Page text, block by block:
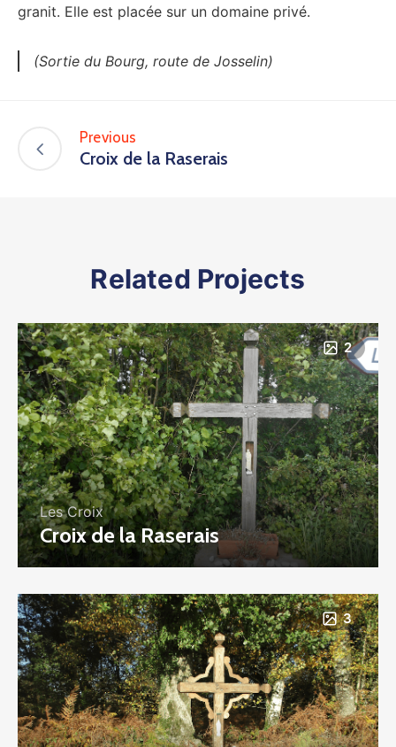
granit. Elle est placée sur un domaine privé.
(Sortie du Bourg, route de Josselin)
Previous
Croix de la Raserais
Related Projects
2
Les Croix
Croix de la Raserais
3